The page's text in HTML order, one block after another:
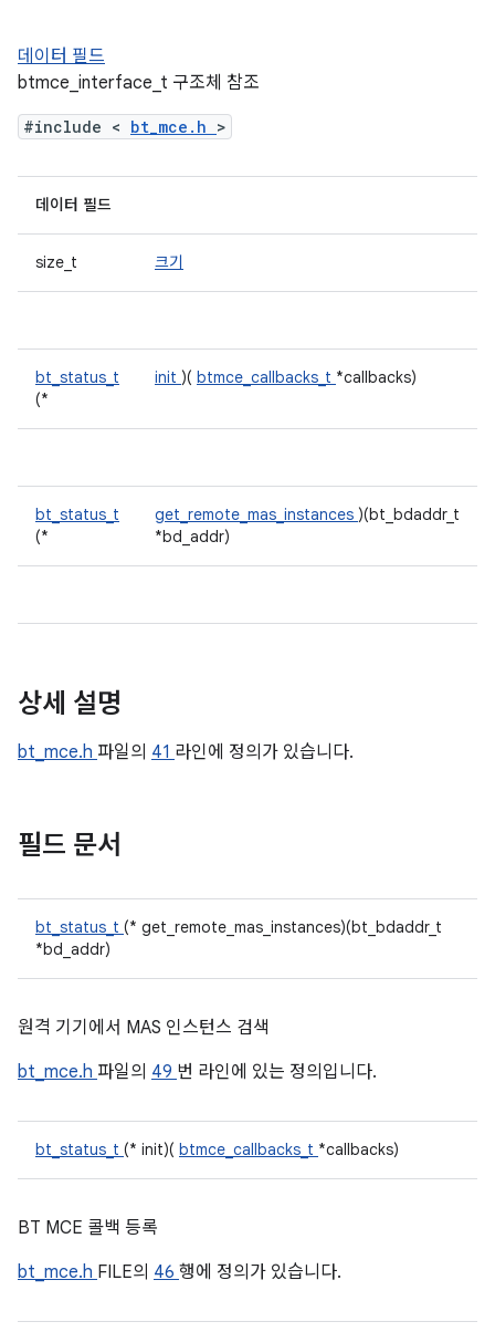
데이터 필드
btmce_interface_t 구조체 참조
#include < bt_mce.h >
데이터 필드
size_t 크기
bt_status_t
(*
init )( btmce_callbacks_t *callbacks)
bt_status_t
(*
get_remote_mas_instances )(bt_bdaddr_t
*bd_addr)
상세 설명
bt_mce.h 파일의 41 라인에 정의가 있습니다.
필드 문서
bt_status_t (* get_remote_mas_instances)(bt_bdaddr_t
*bd_addr)
원격 기기에서 MAS 인스턴스 검색
bt_mce.h 파일의 49 번 라인에 있는 정의입니다.
bt_status_t (* init)( btmce_callbacks_t *callbacks)
BT MCE 콜백 등록
bt_mce.h FILE의 46 행에 정의가 있습니다.